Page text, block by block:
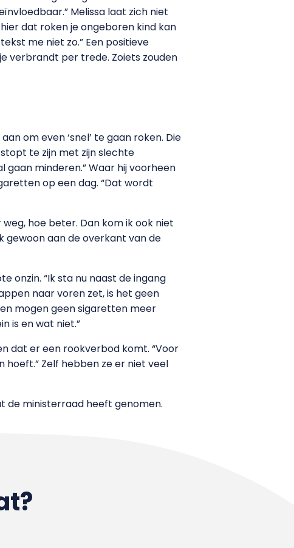
Melissa laat zich niet
dat roken je ongeboren kind kan
me niet zo.” Een positieve
verbrandt per trede. Zoiets zouden
om even ‘snel’ te gaan roken. Die
te zijn met zijn slechte
minderen.” Waar hij voorheen
op een dag. “Dat wordt
hoe beter. Dan kom ik ook niet
gewoon aan de overkant van de
onzin. “Ik sta nu naast de ingang
naar voren zet, is het geen
mogen geen sigaretten meer
is en wat niet.”
dat er een rookverbod komt. “Voor
Zelf hebben ze er niet veel
de ministerraad heeft genomen.